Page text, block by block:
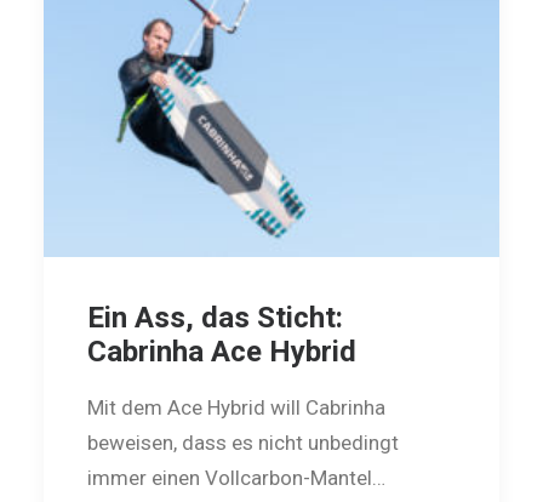
Ein Ass, das Sticht:
Cabrinha Ace Hybrid
Mit dem Ace Hybrid will Cabrinha
beweisen, dass es nicht unbedingt
immer einen Vollcarbon-Mantel…